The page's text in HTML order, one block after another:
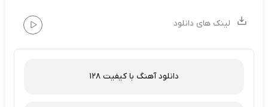
لینک های دانلود
دانلود آهنگ با کیفیت 128